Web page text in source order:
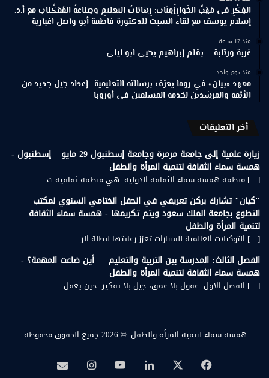
الفِكْرِ في مَهَبِّ الخَوارِزْمِيّات: رِهاناتُ التعليمِ وصِناعةُ المُمَكِّناتِ مع أ.د.
إسلام يوسف مع لقاء السبت للدكتورة فاطمة أبو واصل اغبارية
منذ 17 ساعة
غربة ورتابة – بقلم إبراهيم يحيى ابو ليلى.
منذ يوم واحد
معهد «بيان» في روما يعرّف برسالته التعليمية.. إعداد جيل جديد من
الأئمة والمرشدين لخدمة المسلمين في أوروبا
أخر التعليقات
زيارة علمية إلى جامعة مرمرة وجامعة إسطنبول 29 مايو – إسطنبول -
همسة سماء الثقافة لتنمية المرأة والطفل
[…] منظمة همسة سماء الثقافة الدولية: هي منظمة ثقافية ت...
"كيان" تشارك بركن تعريفي في الحفل الختامي السنوي لمكتب
التطوع بجامعة الملك سعود ويتم تكريمها - همسة سماء الثقافة
لتنمية المرأة والطفل
[…] التوكيلات العالمية للسيارات تعزز رعايتها لبطلة الر...
الفصل الثالث: المدرسة بين التربية والتعليم — أين ضاعت المهمة؟ -
همسة سماء الثقافة لتنمية المرأة والطفل
[…] الفصل الاول :عقول بلا عمق، جيل بلا تفكير- حين يغفل...
همسة سماء لتنمية المرأة والطفل. © 2026 جميع الحقوق محفوظة.
فيسبوك لينكدإن‫YouTubeانستقرامبريد